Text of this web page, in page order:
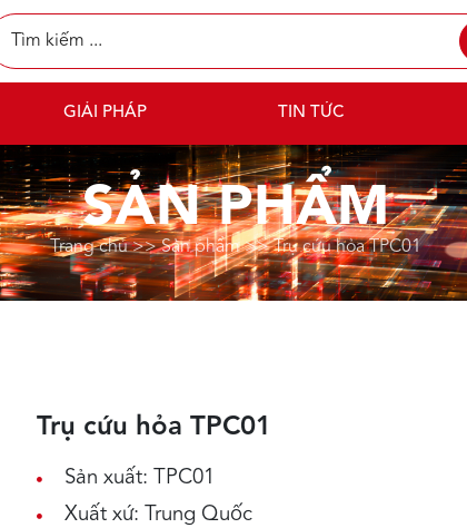
GIẢI PHÁP TIN TỨC
SẢN PHẨM
Trang chủ>>Sản phẩm>>Trụ cứu hỏa TPC01
Trụ cứu hỏa TPC01
Sản xuất: TPC01
Xuất xứ: Trung Quốc